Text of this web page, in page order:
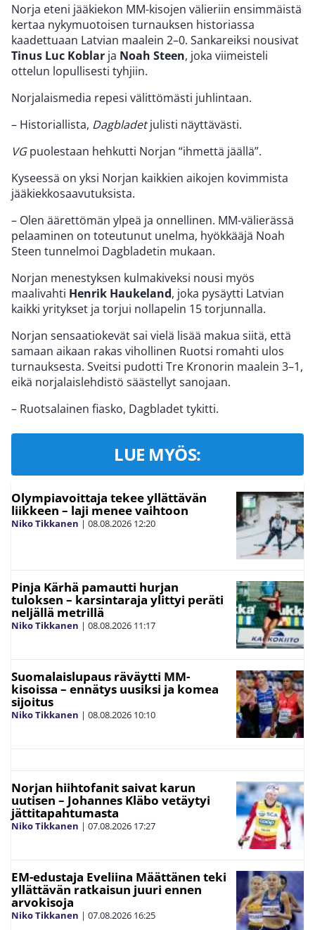
Norja eteni jääkiekon MM-kisojen välieriin ensimmäistä
kertaa nykymuotoisen turnauksen historiassa
kaadettuaan Latvian maalein 2–0. Sankareiksi nousivat
Tinus Luc Koblar ja Noah Steen, joka viimeisteli
ottelun lopullisesti tyhjiin.
Norjalaismedia repesi välittömästi juhlintaan.
– Historiallista, Dagbladetjulisti näyttävästi.
VGpuolestaan hehkutti Norjan “ihmettä jäällä”.
Kyseessä on yksi Norjan kaikkien aikojen kovimmista
jääkiekkosaavutuksista.
– Olen äärettömän ylpeä ja onnellinen. MM-välierässä
pelaaminen on toteutunut unelma, hyökkääjä Noah
Steen tunnelmoi Dagbladetin mukaan.
Norjan menestyksen kulmakiveksi nousi myös
maalivahti Henrik Haukeland, joka pysäytti Latvian
kaikki yritykset ja torjui nollapelin 15 torjunnalla.
Norjan sensaatiokevät sai vielä lisää makua siitä, että
samaan aikaan rakas vihollinen Ruotsi romahti ulos
turnauksesta. Sveitsi pudotti Tre Kronorin maalein 3–1,
eikä norjalaislehdistö säästellyt sanojaan.
– Ruotsalainen fiasko, Dagbladet tykitti.
LUE MYÖS:
Olympiavoittaja tekee yllättävän
liikkeen – laji menee vaihtoon
Niko Tikkanen | 08.08.2026 12:20
Pinja Kärhä pamautti hurjan
tuloksen – karsintaraja ylittyi peräti
neljällä metrillä
Niko Tikkanen | 08.08.2026 11:17
Suomalaislupaus räväytti MM-
kisoissa – ennätys uusiksi ja komea
sijoitus
Niko Tikkanen | 08.08.2026 10:10
Norjan hiihtofanit saivat karun
uutisen – Johannes Kläbo vetäytyi
jättitapahtumasta
Niko Tikkanen | 07.08.2026 17:27
EM-edustaja Eveliina Määttänen teki
yllättävän ratkaisun juuri ennen
arvokisoja
Niko Tikkanen | 07.08.2026 16:25